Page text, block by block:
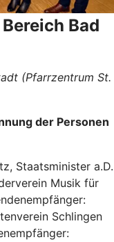
Bad
(Pfarrzentrum St.
der Personen
Staatsminister a.D.
Musik für
Schlingen